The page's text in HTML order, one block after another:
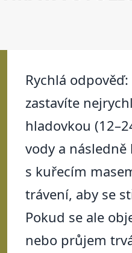
Rychlá
zastavíte
hladovkou
vody a
s kuřecím
trávení, aby se
Pokud se ale
nebo průjem